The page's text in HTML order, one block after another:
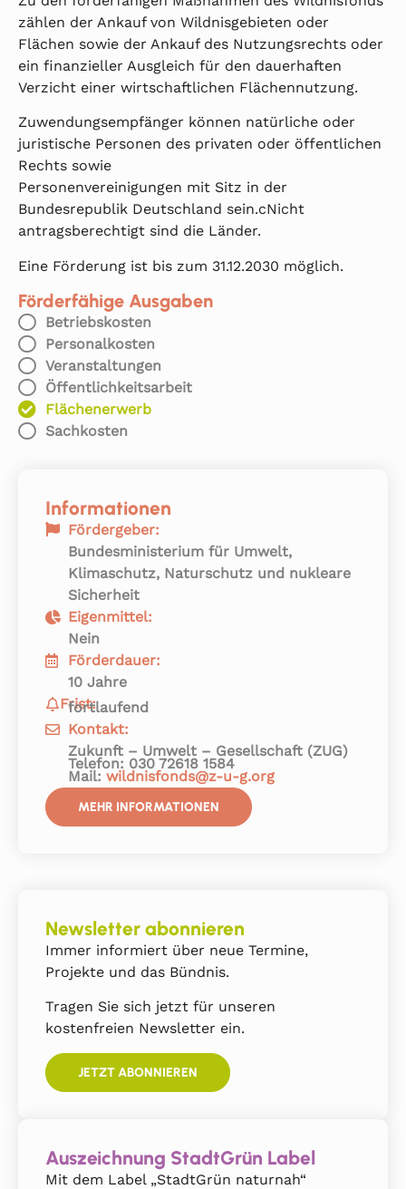
zählen der Ankauf von Wildnisgebieten oder
Flächen sowie der Ankauf des Nutzungsrechts oder
ein finanzieller Ausgleich für den dauerhaften
Verzicht einer wirtschaftlichen Flächennutzung.
Zuwendungsempfänger können natürliche oder
juristische Personen des privaten oder öffentlichen
Rechts sowie
Personenvereinigungen mit Sitz in der
Bundesrepublik Deutschland sein.cNicht
antragsberechtigt sind die Länder.
Eine Förderung ist bis zum 31.12.2030 möglich.
Förderfähige Ausgaben
Betriebskosten
Personalkosten
Veranstaltungen
Öffentlichkeitsarbeit
Flächenerwerb
Sachkosten
Informationen
Fördergeber:
Bundesministerium für Umwelt,
Klimaschutz, Naturschutz und nukleare
Sicherheit
Eigenmittel:
Nein
Förderdauer:
10 Jahre
Frist:
fortlaufend
Kontakt:
Zukunft – Umwelt – Gesellschaft (ZUG)
Telefon: 030 72618 1584
Mail: wildnisfonds@z-u-g.org
MEHR INFORMATIONEN
Newsletter abonnieren
Immer informiert über neue Termine,
Projekte und das Bündnis.
Tragen Sie sich jetzt für unseren
kostenfreien Newsletter ein.
JETZT ABONNIEREN
Auszeichnung StadtGrün Label
Mit dem Label „StadtGrün naturnah“